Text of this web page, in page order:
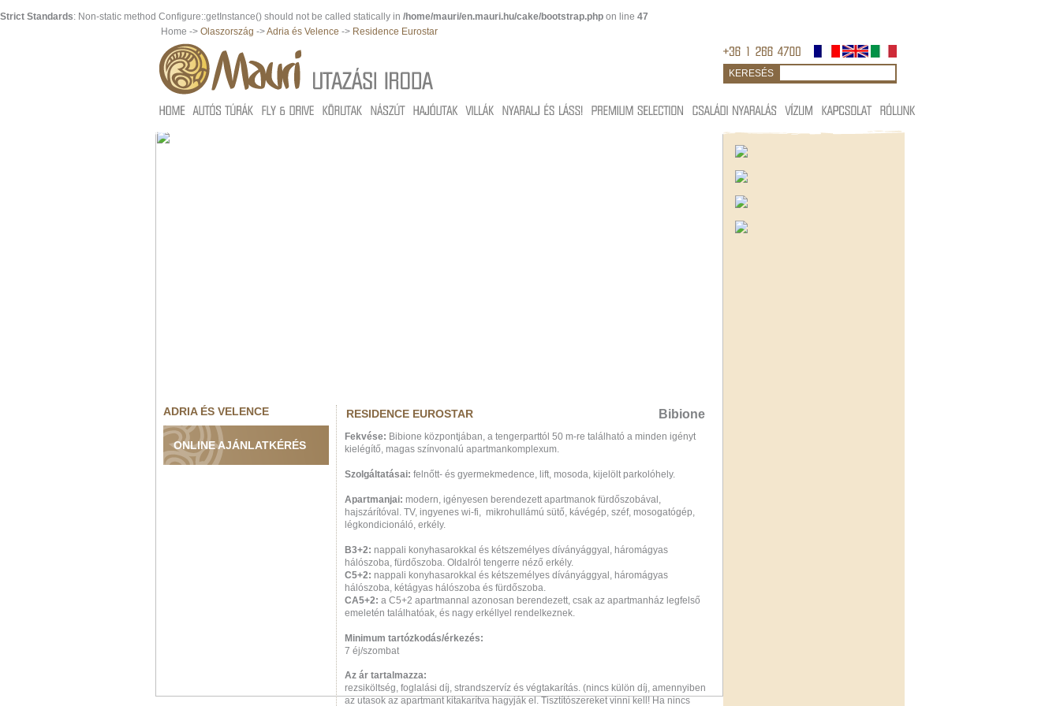
Strict Standards: Non-static method Configure::getInstance() should not be called statically in /home/mauri/en.mauri.hu/cake/bootstrap.php on line 47
Home -> Olaszország ->Adria és Velence -> Residence Eurostar
KERESÉS
ADRIA ÉS VELENCE
ONLINE AJÁNLATKÉRÉS
RESIDENCE EUROSTAR Bibione
Fekvése: Bibione központjában, a tengerparttól 50 m-re található a minden igényt
kielégítő, magas színvonalú apartmankomplexum.
Szolgáltatásai: felnőtt- és gyermekmedence, lift, mosoda, kijelölt parkolóhely.
Apartmanjai: modern, igényesen berendezett apartmanok fürdőszobával,
hajszárítóval. TV, ingyenes wi-fi, mikrohullámú sütő, kávégép, széf, mosogatógép,
légkondicionáló, erkély.
B3+2: nappali konyhasarokkal és kétszemélyes díványággyal, háromágyas
hálószoba, fürdőszoba. Oldalról tengerre néző erkély.
C5+2: nappali konyhasarokkal és kétszemélyes díványággyal, háromágyas
hálószoba, kétágyas hálószoba és fürdőszoba.
CA5+2: a C5+2 apartmannal azonosan berendezett, csak az apartmanház legfelső
emeletén találhatóak, és nagy erkéllyel rendelkeznek.
Minimum tartózkodás/érkezés:
7 éj/szombat
Az ár tartalmazza:
rezsiköltség, foglalási díj, strandszervíz és végtakarítás. (nincs külön díj, amennyiben
az utasok az apartmant kitakarítva hagyják el. Tisztítószereket vinni kell! Ha nincs